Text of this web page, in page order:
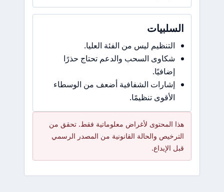
السلبيات
التنظيم ليس من الفئة العليا.
شكاوى السحب والدعم تحتاج حذرًا
إضافيًا.
إشارات الشفافية أضعف من الوسطاء
الأقوى تنظيمًا.
هذا المحتوى لأغراض معلوماتية فقط. تحقق من
الترخيص والحالة القانونية من المصدر الرسمي
قبل الإيداع.